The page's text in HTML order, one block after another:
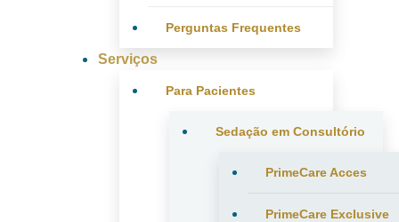
Perguntas Frequentes
Serviços
Para Pacientes
Sedação em Consultório
PrimeCare Acces
PrimeCare Exclusive